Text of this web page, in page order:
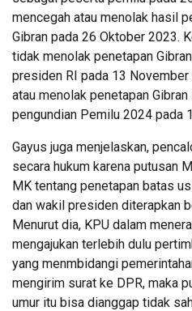
mencegah atau menolak hasil
Gibran pada 26 Oktober 2023.
tidak menolak penetapan
presiden RI pada 13
atau menolak penetapan
pengundian Pemilu 2024 pada
Gayus juga menjelaskan,
secara hukum karena putusan
MK tentang penetapan batas
dan wakil presiden diterapkan
Menurut dia, KPU dalam
mengajukan terlebih dulu
yang menmbidangi
mengirim surat ke DPR, maka
umur itu bisa dianggap tidak